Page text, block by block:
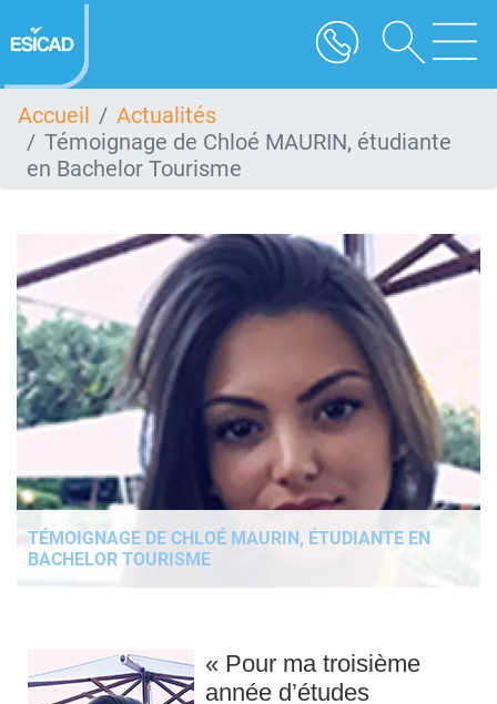
au
contenu
Accueil
Actualités
Témoignage de Chloé MAURIN, étudiante
en Bachelor Tourisme
TÉMOIGNAGE DE CHLOÉ MAURIN, ÉTUDIANTE EN
BACHELOR TOURISME
« Pour ma troisième
année d’études